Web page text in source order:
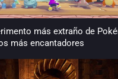
más extraño de
más encantadores